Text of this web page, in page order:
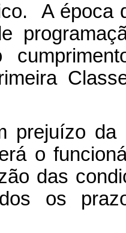
A época
prejuízo da
o
das
os